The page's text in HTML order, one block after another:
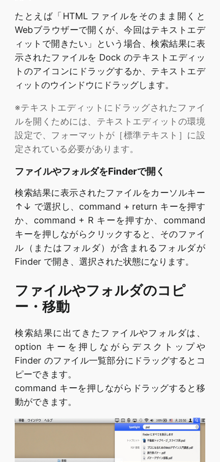
たとえば「HTML ファイルをそのまま開くと
Webブラウザーで開くが、今回はテキストエデ
ィットで開きたい」という場合、検索結果に表
示されたファイルを Dock のテキストエディッ
トのアイコンにドラッグするか、テキストエデ
ィットのウインドウにドラッグします。
※テキストエディットにドラッグされたファイ
ルを開くためには、テキストエディットの環境
設定で、フォーマットが［標準テキスト］に設
定されている必要があります。
ファイルやフォルダをFinderで開く
検索結果に表示されたファイルをカーソルキー
↑↓ で選択し、command + return キーを押す
か、command + R キーを押すか、command
キーを押しながらクリックすると、そのファイ
ル（またはフォルダ）が含まれるフォルダが
Finder で開き、選択された状態になります。
ファイルやフォルダのコピ
ー・移動
検索結果に出てきたファイルやフォルダは、
option キーを押しながらデスクトップや
Finder のファイル一覧部分にドラッグするとコ
ピーできます。
command キーを押しながらドラッグすると移
動ができます。